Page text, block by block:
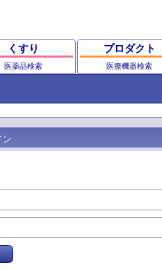
くすり
医薬品検索
プロダクト
医療機器検索
ン